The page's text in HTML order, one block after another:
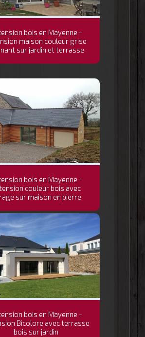
bois en Mayenne -
maison couleur grise
sur jardin et terrasse
bois en Mayenne -
couleur bois avec
sur maison en pierre
bois en Mayenne -
Bicolore avec terrasse
bois sur jardin